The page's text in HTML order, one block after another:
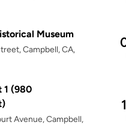
Museum
Campbell, CA,
1 (980
Avenue, Campbell,